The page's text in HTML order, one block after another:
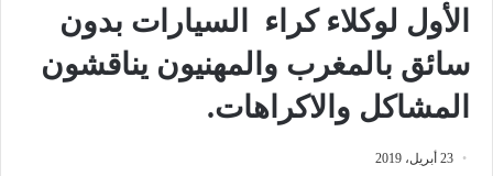
الأول لوكلاء كراء السيارات بدون
سائق بالمغرب والمهنيون يناقشون
المشاكل والاكراهات.
23 أبريل، 2019